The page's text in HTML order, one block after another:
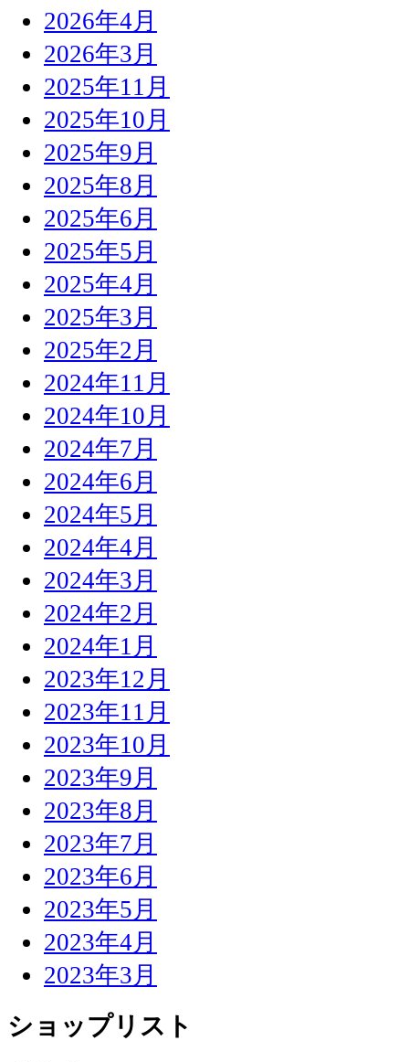
2026年4月
2026年3月
2025年11月
2025年10月
2025年9月
2025年8月
2025年6月
2025年5月
2025年4月
2025年3月
2025年2月
2024年11月
2024年10月
2024年7月
2024年6月
2024年5月
2024年4月
2024年3月
2024年2月
2024年1月
2023年12月
2023年11月
2023年10月
2023年9月
2023年8月
2023年7月
2023年6月
2023年5月
2023年4月
2023年3月
ショップリスト